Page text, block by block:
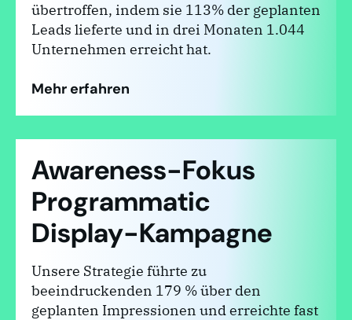
übertroffen, indem sie 113% der geplanten
Leads lieferte und in drei Monaten 1.044
Unternehmen erreicht hat.
Mehr erfahren
Awareness-Fokus
Programmatic
Display-Kampagne
Unsere Strategie führte zu
beeindruckenden 179 % über den
geplanten Impressionen und erreichte fast